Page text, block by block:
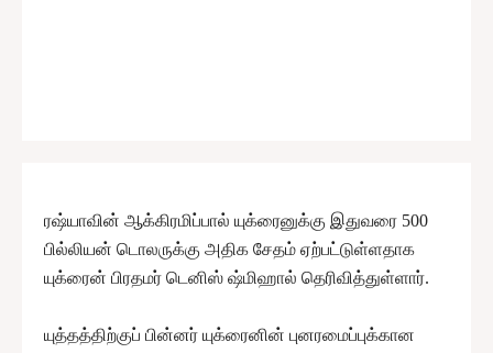
ரஷ்யாவின் ஆக்கிரமிப்பால் யுக்ரைனுக்கு இதுவரை 500
பில்லியன் டொலருக்கு அதிக சேதம் ஏற்பட்டுள்ளதாக
யுக்ரைன் பிரதமர் டெனிஸ் ஷ்மிஹால் தெரிவித்துள்ளார்.
யுத்தத்திற்குப் பின்னர் யுக்ரைனின் புனரமைப்புக்கான